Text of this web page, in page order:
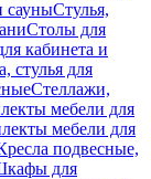
сауныСтулья,
Столы для
кабинета и
стулья для
Стеллажи,
мебели для
мебели для
подвесные,
для